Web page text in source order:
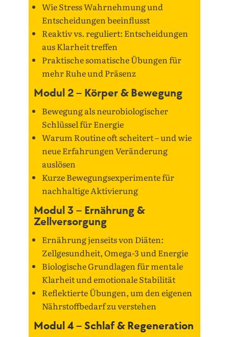
Wie Stress Wahrnehmung und
Entscheidungen beeinflusst
Reaktiv vs. reguliert: Entscheidungen
aus Klarheit treffen
Praktische somatische Übungen für
mehr Ruhe und Präsenz
Modul 2 – Körper & Bewegung
Bewegung als neurobiologischer
Schlüssel für Energie
Warum Routine oft scheitert – und wie
neue Erfahrungen Veränderung
auslösen
Kurze Bewegungsexperimente für
nachhaltige Aktivierung
Modul 3 – Ernährung &
Zellversorgung
Ernährung jenseits von Diäten:
Zellgesundheit, Omega-3 und Energie
Biologische Grundlagen für mentale
Klarheit und emotionale Stabilität
Reflektierte Übungen, um den eigenen
Nährstoffbedarf zu verstehen
Modul 4 – Schlaf & Regeneration